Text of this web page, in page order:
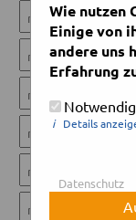
Wie nutzen
Einige von
andere uns
Erfahrung
Notwendig
i Details
Datenschutz